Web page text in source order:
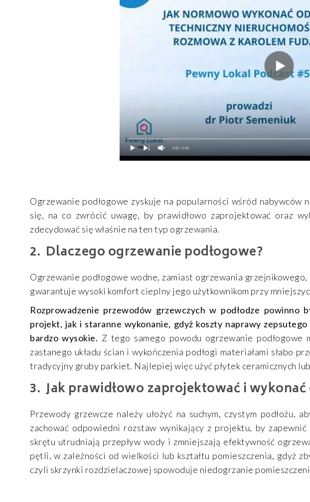
Ogrzewanie podłogowe zyskuje na popularności wśród nabywców
się, na co zwrócić uwagę, by prawidłowo zaprojektować oraz
zdecydować się właśnie na ten typ ogrzewania.
Dlaczego ogrzewanie podłogowe?
Ogrzewanie podłogowe wodne, zamiast ogrzewania
gwarantuje wysoki komfort cieplny jego użytkownikom przy
Rozprowadzenie przewodów grzewczych w podłodze powinno
projekt, jak i staranne wykonanie, gdyż koszty naprawy
bardzo wysokie. Z tego samego powodu ogrzewanie
zastanego układu ścian i wykończenia podłogi materiałami słabo
tradycyjny gruby parkiet. Najlepiej więc użyć płytek ceramicznych
Jak prawidłowo zaprojektować i
Przewody grzewcze należy ułożyć na suchym, czystym podłożu,
zachować odpowiedni rozstaw wynikający z projektu, by
skrętu utrudniają przepływ wody i zmniejszają efektywność
pętli, w zależności od wielkości lub kształtu pomieszczenia, gdyż
czyli skrzynki rozdzielaczowej spowoduje niedogrzanie